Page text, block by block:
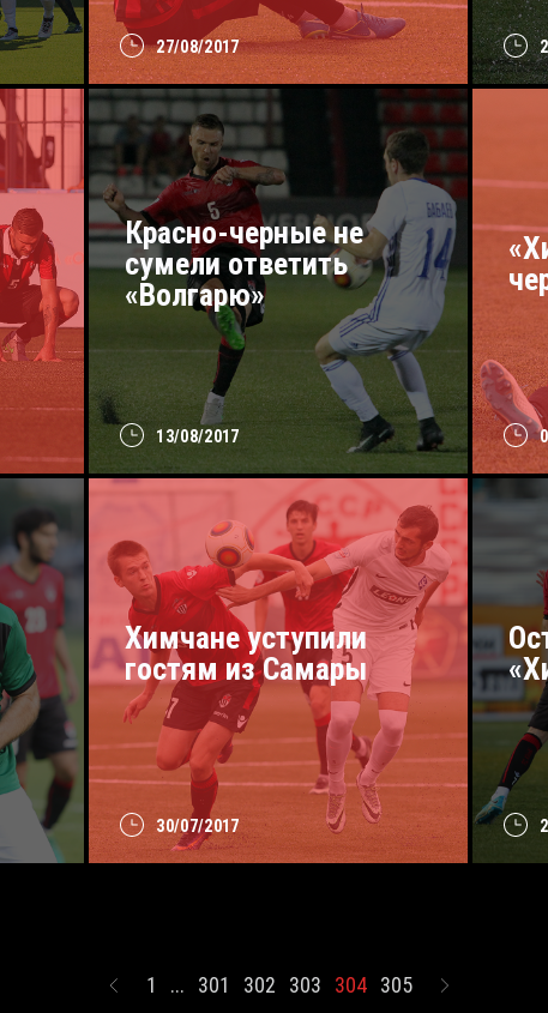
27/08/2017
13/08/2017
Красно-черные не
сумели ответить
«Волгарю»
30/07/2017
Химчане уступили
гостям из Самары
1 ... 301 302 303 304 305